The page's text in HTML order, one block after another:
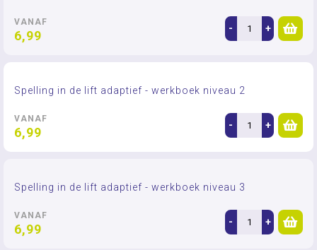
VANAF
6,99 - +
Spelling in de lift adaptief - werkboek niveau 2
VANAF
6,99 - +
Spelling in de lift adaptief - werkboek niveau 3
VANAF
6,99 - +